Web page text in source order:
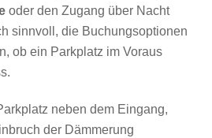
oder den Zugang über Nacht
sinnvoll, die Buchungsoptionen
ob ein Parkplatz im Voraus
neben dem Eingang,
der Dämmerung